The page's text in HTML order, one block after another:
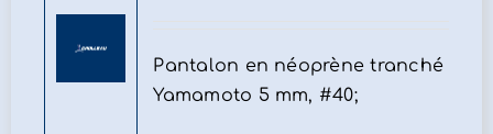
sur
la
Pantalon en néoprène tranché
Yamamoto 5 mm, #40;